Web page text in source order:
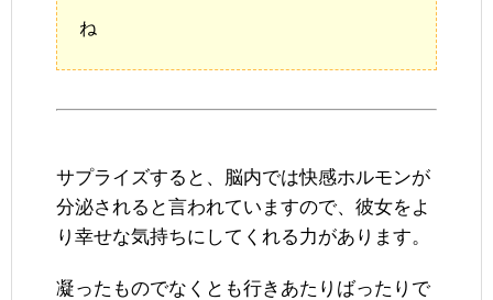
ね
サプライズすると、脳内では快感ホルモンが
分泌されると言われていますので、彼女をよ
り幸せな気持ちにしてくれる力があります。
凝ったものでなくとも行きあたりばったりで